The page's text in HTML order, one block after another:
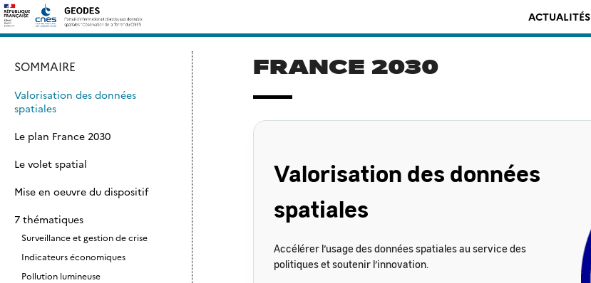
Skip
to
content
ACTUALITÉS
SOMMAIRE
Valorisation des données
spatiales
Le plan France 2030
Le volet spatial
Mise en oeuvre du dispositif
7 thématiques
Surveillance et gestion de crise
Indicateurs économiques
Pollution lumineuse
FRANCE 2030
Valorisation des données
spatiales
Accélérer l’usage des données spatiales au service des
politiques et soutenir l’innovation.